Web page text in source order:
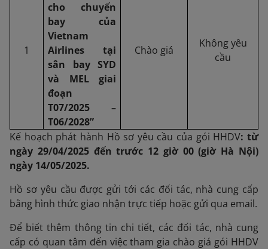
1
cho chuyến
bay của
Vietnam
Airlines tại
sân bay SYD
và MELgiai
đoạn
T07/2025 –
T06/2028”
Chào giá
Không yêu
cầu
Kế hoạch phát hành Hồ sơ yêu cầu của gói HHDV: từ
ngày 29/04/2025 đến trước 12 giờ 00 (giờ Hà Nội)
ngày 14/05/2025.
Hồ sơ yêu cầu được gửi tới các đối tác, nhà cung cấp
bằng hình thức giao nhận trực tiếp hoặc gửi qua email.
Để biết thêm thông tin chi tiết, các đối tác, nhà cung
cấp có quan tâm đến việc tham gia chào giá gói HHDV